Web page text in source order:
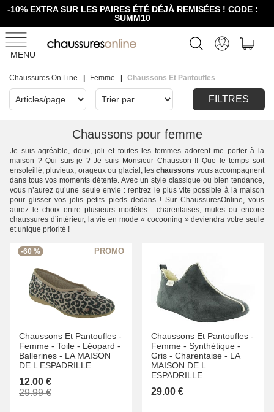
-10% EXTRA SUR LES PAIRES ÉTÉ DÉJÀ REMISÉES ! CODE :
SUMM10
MENU
Chaussures On Line Femme Chaussons Et Pantoufles
FILTRES
Chaussons pour femme
Je suis agréable, doux, joli et toutes les femmes adorent me porter à la
maison ? Qui suis-je ? Je suis Monsieur Chausson !! Que le temps soit
ensoleillé, pluvieux, orageux ou glacial, leschaussons vous accompagnent
dans tous vos moments détente. Avec un style classique ou bien tendance,
vous n’aurez qu’une seule envie : rentrez le plus vite possible à la maison
pour glisser vos jolis petits pieds dedans ! Sur ChaussuresOnline, vous
aurez le choix entre plusieurs modèles : charentaises, mules ou encore
chaussures d’intérieur, la vie en mode « cocooning » deviendra votre seule
et unique priorité !
-60 %
Chaussons Et Pantoufles -
Femme - Toile - Léopard -
Ballerines - LA MAISON
DE L ESPADRILLE
12.00 €
29.99 €
Chaussons Et Pantoufles -
Femme - Synthétique -
Gris - Charentaise - LA
MAISON DE L
ESPADRILLE
29.00 €